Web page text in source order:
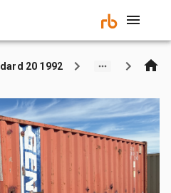
1992 20 ft Standard حاويات تخزين